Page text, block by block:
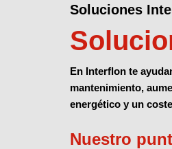
Soluciones
En Interflon te
mantenimiento,
energético y un
Nuestro